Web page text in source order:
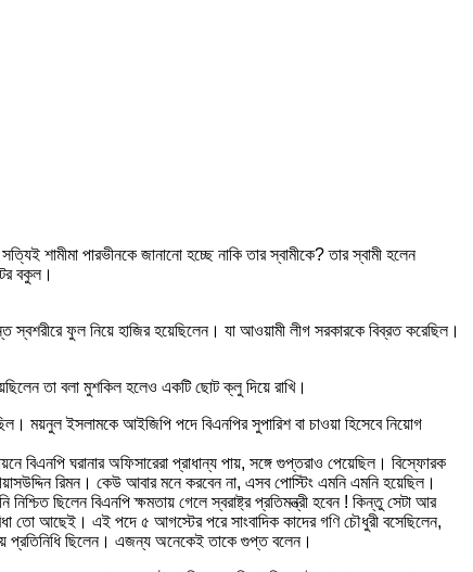
শামীমা পারভীনকে জানানো হচ্ছে নাকি তার স্বামীকে? তার স্বামী হলেন
বকুল।
স্বশরীরে ফুল নিয়ে হাজির হয়েছিলেন। যা আওয়ামী লীগ সরকারকে বিব্রত করেছিল।
তা বলা মুশকিল হলেও একটি ছোট ক্লু দিয়ে রাখি।
ময়নুল ইসলামকে আইজিপি পদে বিএনপির সুপারিশ বা চাওয়া হিসেবে নিয়োগ
বিএনপি ঘরানার অফিসারেরা প্রাধান্য পায়, সঙ্গে গুপ্তরাও পেয়েছিল। বিস্ফোরক
রিমন। কেউ আবার মনে করবেন না, এসব পোস্টিং এমনি এমনি হয়েছিল।
ছিলেন বিএনপি ক্ষমতায় গেলে স্বরাষ্ট্র প্রতিমন্ত্রী হবেন ! কিন্তু সেটা আর
তো আছেই। এই পদে ৫ আগস্টের পরে সাংবাদিক কাদের গণি চৌধুরী বসেছিলেন,
প্রতিনিধি ছিলেন। এজন্য অনেকেই তাকে গুপ্ত বলেন।